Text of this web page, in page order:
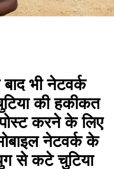
भी नेटवर्क
की हकीकत
करने के लिए
नेटवर्क के
से कटे चुटिया